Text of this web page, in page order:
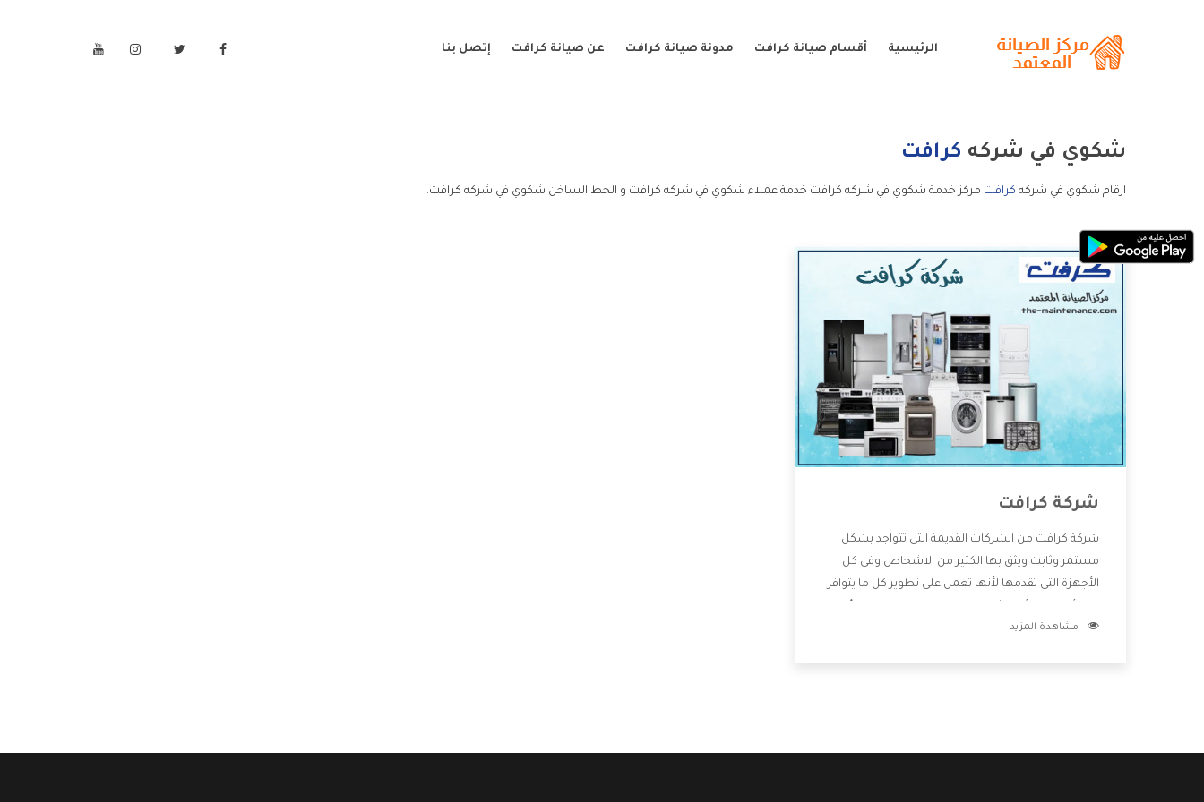
الرئيسية أقسام صيانة كرافت مدونة صيانة كرافت عن صيانة كرافت إتصل بنا
شكوي في شركه كرافت
ارقام شكوي في شركه كرافت مركز خدمة شكوي في شركه كرافت خدمة عملاء شكوي في شركه كرافت و الخط الساخن شكوي في شركه كرافت.
شركة كرافت
شركة كرافت من الشركات القديمة التى تتواجد بشكل
مستمر وثابت ويثق بها الكثير من الاشخاص وفى كل
الأجهزة التى تقدمها لأنها تعمل على تطوير كل ما يتوافر
خدمات ما بعد البيع مع المنتجات وتقدم للعملاء أقوى
مشاهدة المزيد